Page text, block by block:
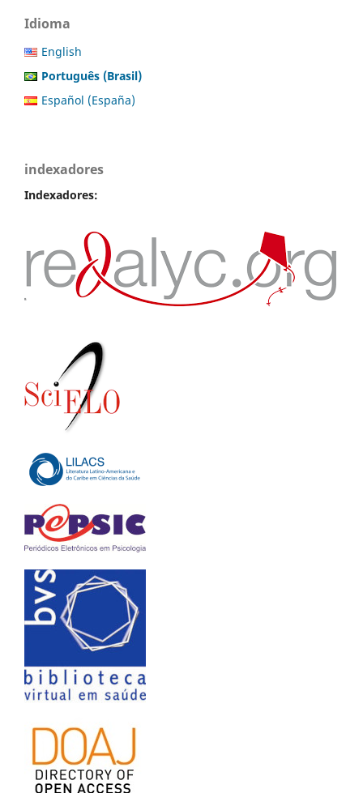
Idioma
English
Português (Brasil)
Español (España)
indexadores
Indexadores: